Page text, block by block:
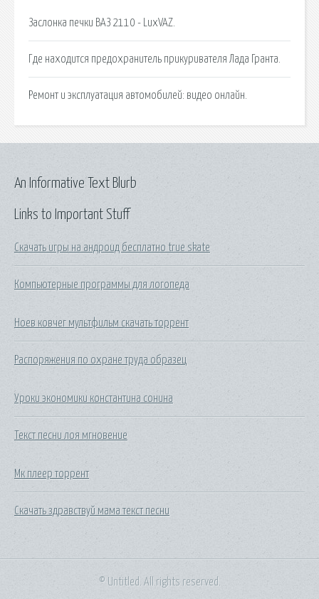
Заслонка печки ВАЗ 2110 - LuxVAZ.
Где находится предохранитель прикуривателя Лада Гранта.
Ремонт и эксплуатация автомобилей: видео онлайн.
Links to Important Stuff
Скачать игры на андроид бесплатно true skate
Компьютерные программы для логопеда
Ноев ковчег мультфильм скачать торрент
Распоряжения по охране труда образец
Уроки экономики константина сонина
Текст песни лоя мгновение
Мк плеер торрент
Скачать здравствуй мама текст песни
An Informative Text Blurb
© Untitled. All rights reserved.